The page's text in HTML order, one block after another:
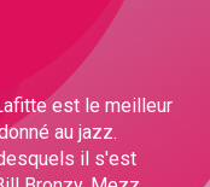
est le meilleur
au jazz.
il s'est